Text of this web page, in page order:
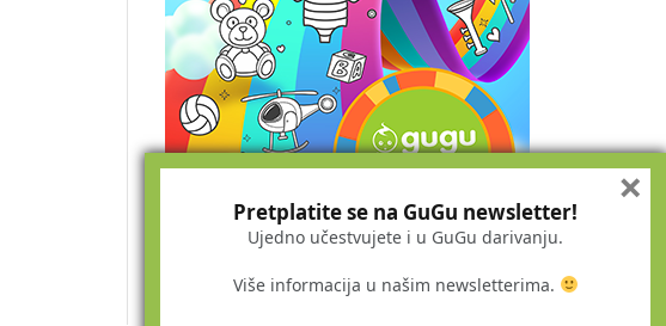
Pretplatite se na GuGu newsletter!
Ujedno učestvujete i u GuGu darivanju.
Više informacija u našim newsletterima.
×